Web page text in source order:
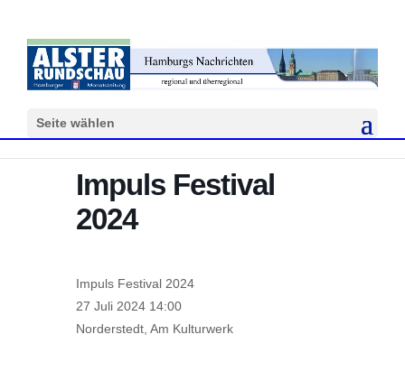
Seite wählen
Impuls Festival
2024
Impuls Festival 2024
27 Juli 2024 14:00
Norderstedt, Am Kulturwerk